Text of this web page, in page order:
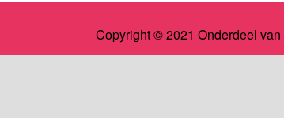
Copyright © 2021 Onderdeel van